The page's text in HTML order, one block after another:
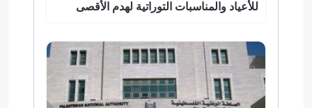
للأعياد والمناسبات التوراتية لهدم الأقصى